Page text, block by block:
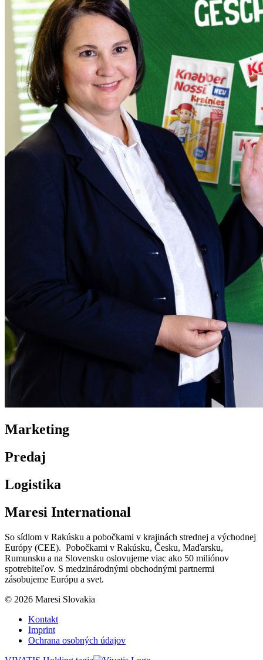
Marketing
Predaj
Logistika
Maresi International
So sídlom v Rakúsku a pobočkami v krajinách strednej a východnej
Európy (CEE). Pobočkami v Rakúsku, Česku, Maďarsku,
Rumunsku a na Slovensku oslovujeme viac ako 50 miliónov
spotrebiteľov. S medzinárodnými obchodnými partnermi
zásobujeme Európu a svet.
© 2026 Maresi Slovakia
Kontakt
Imprint
Ochrana osobných údajov